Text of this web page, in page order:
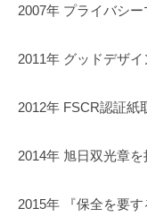
2007年 プライバシ
2011年 グッドデザ
2012年 FSCR認証紙
2014年 旭日双光章
2015年 『保全を要